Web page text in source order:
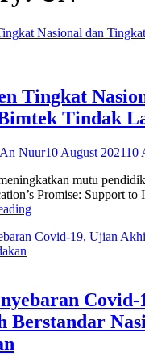
Tingkat
Tindak
NuurPosted
10 August 202110
mutu
Promise: Support to
Rekrutmen
Nasional
Bimtek
Tindak
Lanjut
Berstandar